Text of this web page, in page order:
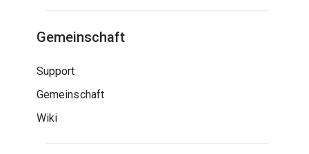
Gemeinschaft
Support
Gemeinschaft
Wiki